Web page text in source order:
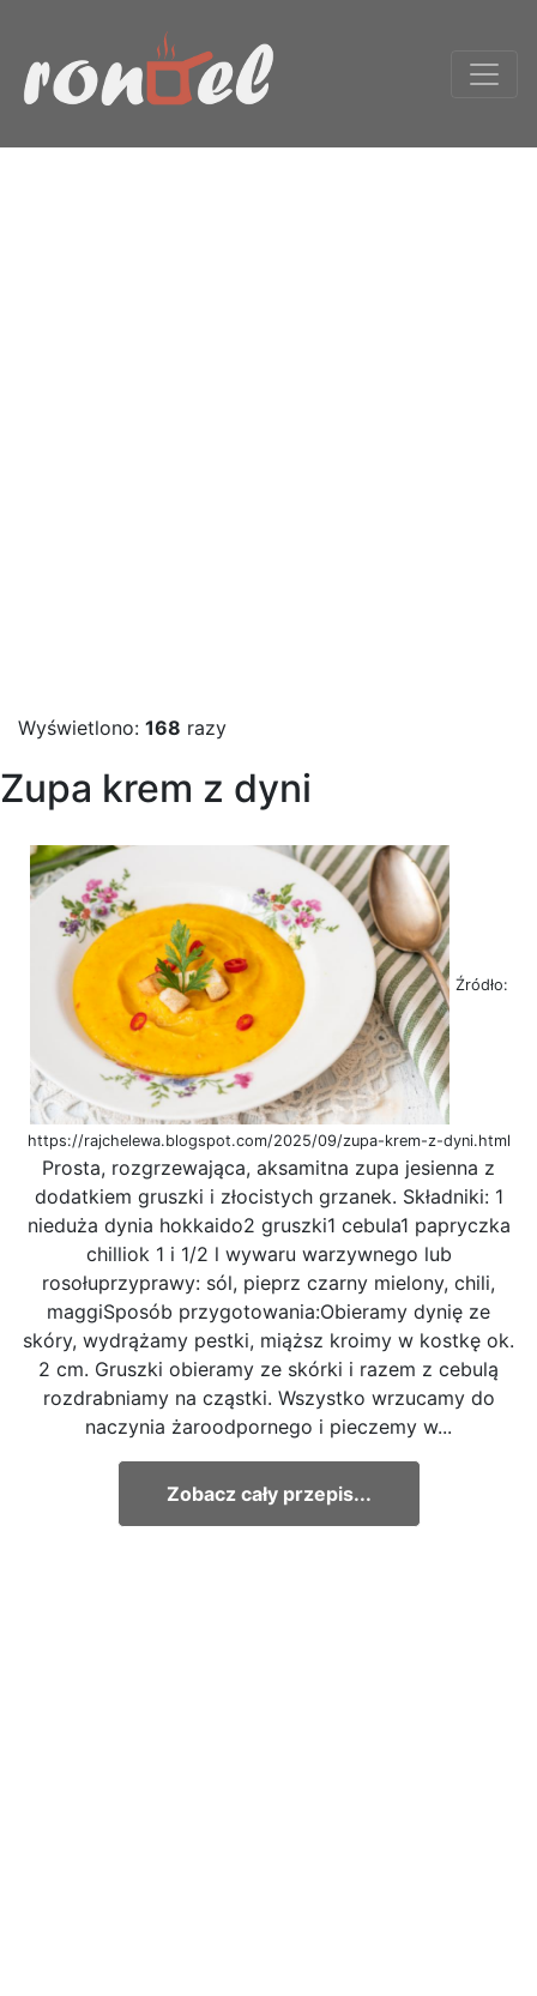
Wyświetlono: 168 razy
Zupa krem z dyni
Źródło:
https://rajchelewa.blogspot.com/2025/09/zupa-krem-z-dyni.html
Prosta, rozgrzewająca, aksamitna zupa jesienna z
dodatkiem gruszki i złocistych grzanek. Składniki: 1
nieduża dynia hokkaido2 gruszki1 cebula1 papryczka
chilliok 1 i 1/2 l wywaru warzywnego lub
rosołuprzyprawy: sól, pieprz czarny mielony, chili,
maggiSposób przygotowania:Obieramy dynię ze
skóry, wydrążamy pestki, miąższ kroimy w kostkę ok.
2 cm. Gruszki obieramy ze skórki i razem z cebulą
rozdrabniamy na cząstki. Wszystko wrzucamy do
naczynia żaroodpornego i pieczemy w...
Zobacz cały przepis...